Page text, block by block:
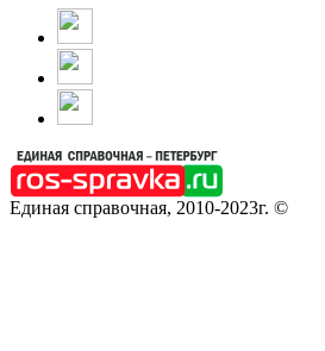
Единая справочная, 2010-2023г. ©